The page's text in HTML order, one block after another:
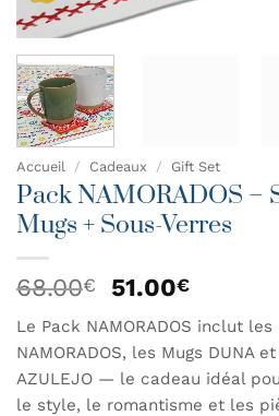
Accueil / Cadeaux / Gift Set
Pack NAMORADOS –
Mugs + Sous-Verres
68.00€
Le
initial
était :
68.00€.
51.00€Le
actuel
est :
51.00€.
Le Pack NAMORADOS inclut
NAMORADOS, les Mugs DUNA
AZULEJO — le cadeau idéal
le style, le romantisme et les